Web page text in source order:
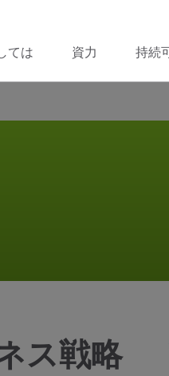
ては 資力 持続
ス戦略